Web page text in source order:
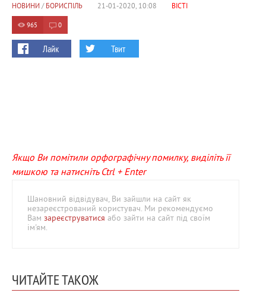
НОВИНИ/ БОРИСПІЛЬ 21-01-2020, 10:08 ВІСТІ
965 0
Лайк Твит
Якщо Ви помітили орфографічну помилку, виділіть її
мишкою та натисніть Ctrl + Enter
Шановний відвідувач, Ви зайшли на сайт як
незареєстрований користувач. Ми рекомендуємо
Вам зареєструватися або зайти на сайт під своїм
ім'ям.
ЧИТАЙТЕ ТАКОЖ